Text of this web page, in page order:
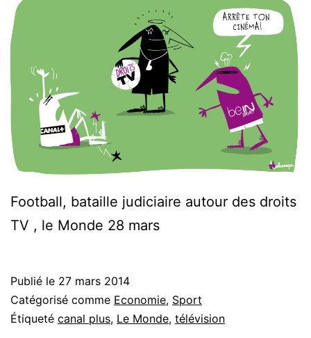
Football, bataille judiciaire autour des droits
TV , le Monde 28 mars
Publié le 27 mars 2014
Catégorisé comme Economie, Sport
Étiqueté canal plus, Le Monde, télévision